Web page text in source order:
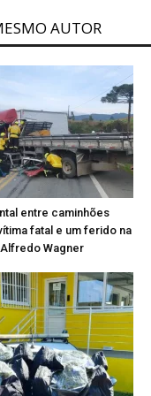
AUTOR
entre caminhões
fatal e um ferido na
Alfredo Wagner